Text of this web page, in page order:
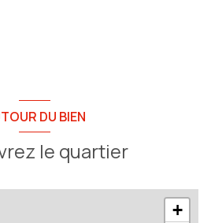
DU BIEN
le quartier
+